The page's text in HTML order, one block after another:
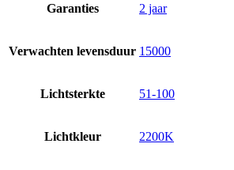
Garanties 2 jaar
Verwachten levensduur 15000
Lichtsterkte 51-100
Lichtkleur 2200K